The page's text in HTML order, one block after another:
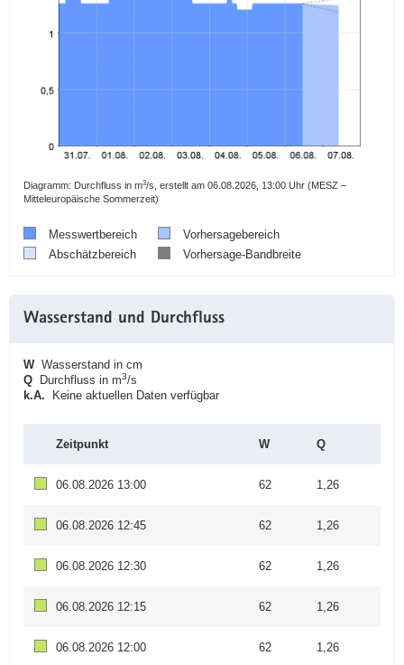
Diagramm: Durchfluss in m3/s, erstellt am 06.08.2026, 13:00 Uhr (MESZ –
Mitteleuropäische Sommerzeit)
Messwertbereich
Vorhersagebereich
Abschätzbereich
Vorhersage-Bandbreite
Wasserstand und Durchfluss
WWasserstand in cm
Q Durchfluss in m3/s
k.A. Keine aktuellen Daten verfügbar
Zeitpunkt W Q
06.08.2026 13:00 62 1,26
06.08.2026 12:45 62 1,26
06.08.2026 12:30 62 1,26
06.08.2026 12:15 62 1,26
06.08.2026 12:00 62 1,26